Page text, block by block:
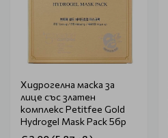
Хидрогелна маска за
лице със златен
комплекс Petitfee Gold
Hydrogel Mask Pack 5бр